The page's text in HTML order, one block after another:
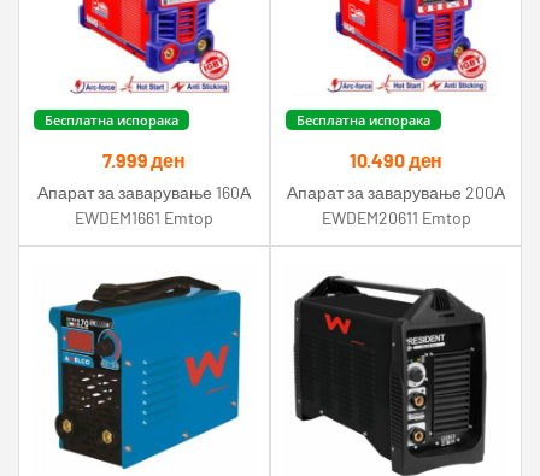
Бесплатна испорака
7.999ден
Апарат за заварување 160А
EWDEM1661 Emtop
Бесплатна испорака
10.490ден
Апарат за заварување 200А
EWDEM20611 Emtop